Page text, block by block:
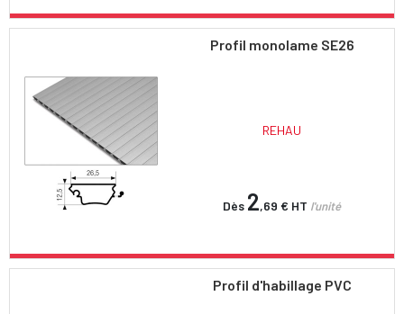
Profil monolame SE26
REHAU
Dès 2,69 € HT l'unité
Profil d'habillage PVC